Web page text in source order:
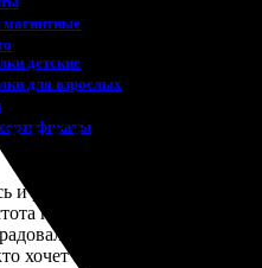
детские
для взрослых
★ ★ ★ ★
и решила отпечатать снимок
процесса: загружала фото
цвета яркие и
хочет превратить